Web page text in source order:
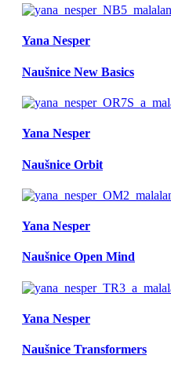
Yana Nesper
Naušnice New Basics
Yana Nesper
Naušnice Orbit
Yana Nesper
Naušnice Open Mind
Yana Nesper
Naušnice Transformers